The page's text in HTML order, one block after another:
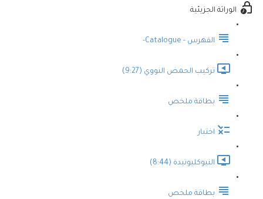
الوراثة الجزيئية
الفهرس - Catalogue-
تركيب الحمض النووي (9:27)
بطاقة ملخص
اختبار
النيوكليوتيدة (8:44)
بطاقة ملخص